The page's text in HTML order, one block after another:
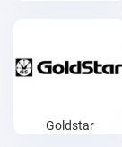
Goldstar